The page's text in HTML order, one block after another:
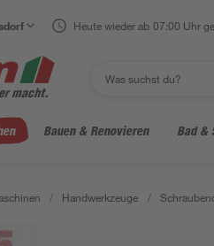
Heute wieder ab 07:00 Uhr
Bauen & Renovieren Bad &
/ Handwerkzeuge /